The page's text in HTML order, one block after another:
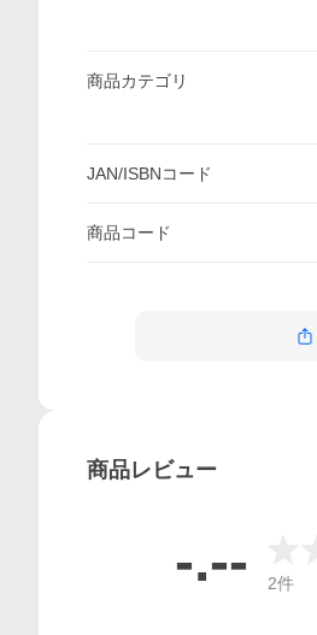
商品カテゴリ
JAN/ISBNコード
商品コード
商品レビュー
-.-- 2件